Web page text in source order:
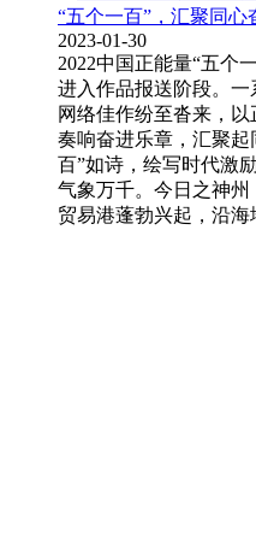
“五个一百”，汇聚同心
2023-01-30
2022中国正能量“五个
进入作品报送阶段。
网络佳作纷至沓来，
奏响奋进乐章，汇聚
百”如诗，绘写时代激
气象万千。今日之神
贸易港蓬勃兴起，沿海